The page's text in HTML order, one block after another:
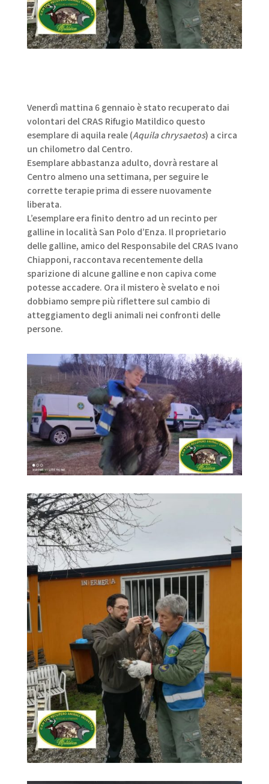
Venerdì mattina 6 gennaio è stato recuperato dai
volontari del CRAS Rifugio Matildico questo
esemplare di aquila reale (Aquila chrysaetos) a circa
un chilometro dal Centro.
Esemplare abbastanza adulto, dovrà restare al
Centro almeno una settimana, per seguire le
corrette terapie prima di essere nuovamente
liberata.
L’esemplare era finito dentro ad un recinto per
galline in località San Polo d’Enza. Il proprietario
delle galline, amico del Responsabile del CRAS Ivano
Chiapponi, raccontava recentemente della
sparizione di alcune galline e non capiva come
potesse accadere. Ora il mistero è svelato e noi
dobbiamo sempre più riflettere sul cambio di
atteggiamento degli animali nei confronti delle
persone.